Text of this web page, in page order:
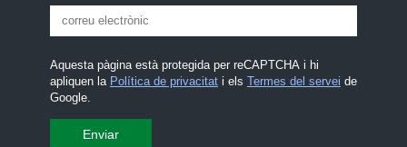
Aquesta pàgina està protegida per reCAPTCHA i hi
apliquen la Política de privacitati els Termes del servei de
Google.